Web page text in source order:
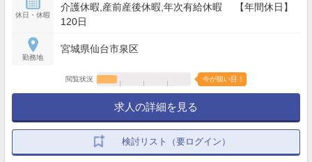
休日・休暇
介護休暇,産前産後休暇,年次有給休暇 【年間休日】
120日
勤務地
宮城県仙台市泉区
閲覧状況 今が狙い目！
求人の詳細を見る
検討リスト（要ログイン）